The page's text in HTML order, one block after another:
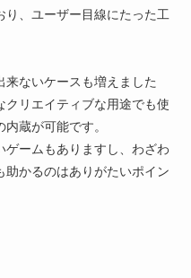
り、ユーザー目線にたった工
来ないケースも増えました
リエイティブな用途でも使
蔵が可能です。
ゲームもありますし、わざわ
助かるのはありがたいポイン